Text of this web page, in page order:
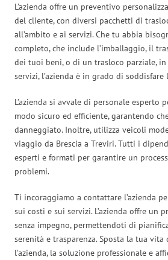
L’azienda offre un preventivo
del cliente, con diversi pacchetti di
all’ambito e ai servizi. Che tu abbia
completo, che include l’imballaggio, il
dei tuoi beni, o di un trasloco parziale,
servizi, l’azienda è in grado di soddisfare
L’azienda si avvale di personale
modo sicuro ed efficiente, garantendo
danneggiato. Inoltre, utilizza veicoli
viaggio da Brescia a Treviri. Tutti i
esperti e formati per garantire un
problemi.
Ti incoraggiamo a contattare l’azienda
sui costi e sui servizi. L’azienda offre un
senza impegno, permettendoti di
serenità e trasparenza. Sposta la tua vita
l’azienda, la soluzione professionale e